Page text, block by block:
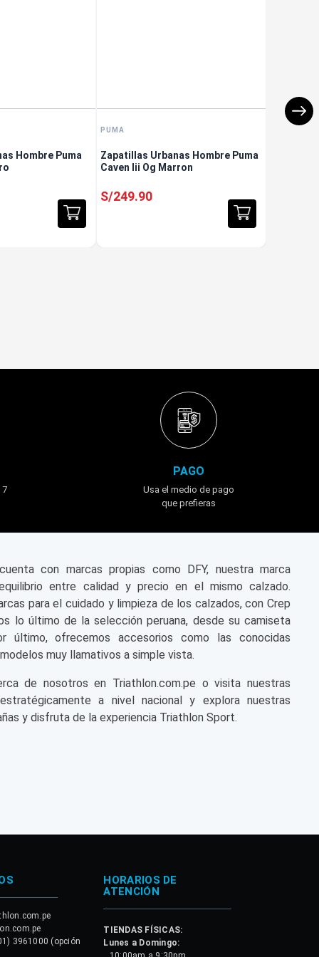
Hombre Puma
PUMA
Zapatillas Urbanas Hombre Puma
Caven Iii Og Marron
S/249.90
7
PAGO
Usa el medio de pago
que prefieras
con marcas propias como DFY, nuestra marca
entre calidad y precio en el mismo calzado.
para el cuidado y limpieza de los calzados, con Crep
lo último de la selección peruana, desde su camiseta
último, ofrecemos accesorios como las conocidas
muy llamativos a simple vista.
de nosotros en Triathlon.com.pe o visita nuestras
a nivel nacional y explora nuestras
y disfruta de la experiencia Triathlon Sport.
3961000 (opción
HORARIOS DE
ATENCIÓN
TIENDAS FÍSICAS:
Lunes a Domingo: